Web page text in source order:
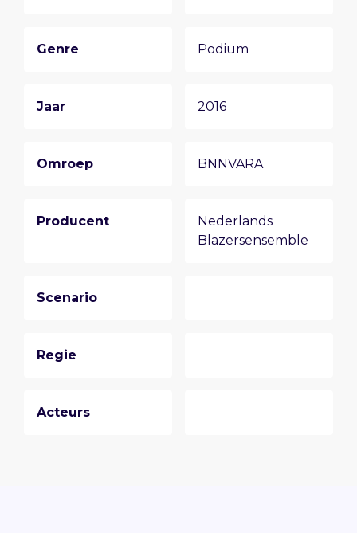
Genre Podium
Jaar 2016
Omroep BNNVARA
Producent
Nederlands
Blazersensemble
Scenario
Regie
Acteurs